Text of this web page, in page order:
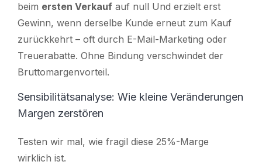
beim ersten Verkauf auf null Und erzielt erst
Gewinn, wenn derselbe Kunde erneut zum Kauf
zurückkehrt – oft durch E-Mail-Marketing oder
Treuerabatte. Ohne Bindung verschwindet der
Bruttomargenvorteil.
Sensibilitätsanalyse: Wie kleine Veränderungen
Margen zerstören
Testen wir mal, wie fragil diese 25%-Marge
wirklich ist.